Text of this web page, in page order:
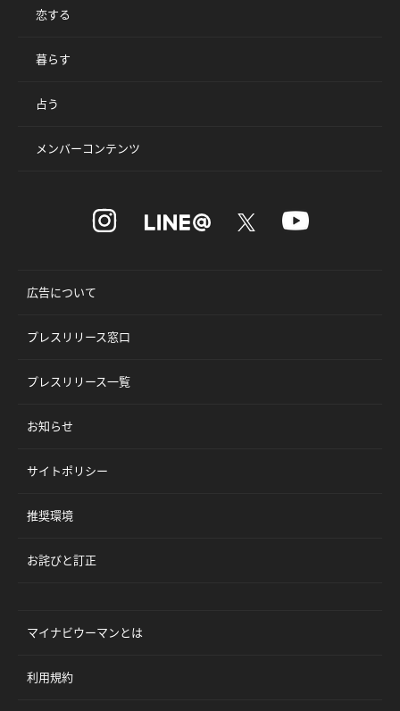
恋する
暮らす
占う
メンバーコンテンツ
広告について
プレスリリース窓口
プレスリリース一覧
お知らせ
サイトポリシー
推奨環境
お詫びと訂正
マイナビウーマンとは
利用規約